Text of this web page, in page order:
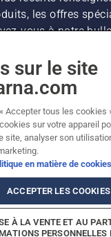
les offres
vous à notre
À LA
AB (publ.). En
continue, le produit
sur le site
Accepter tous les cookies
sur votre appareil
site, analyser son
en matière de cookies
ACCEPTER LES COOKIES
À LA VENTE ET AU
PERSONNELLES